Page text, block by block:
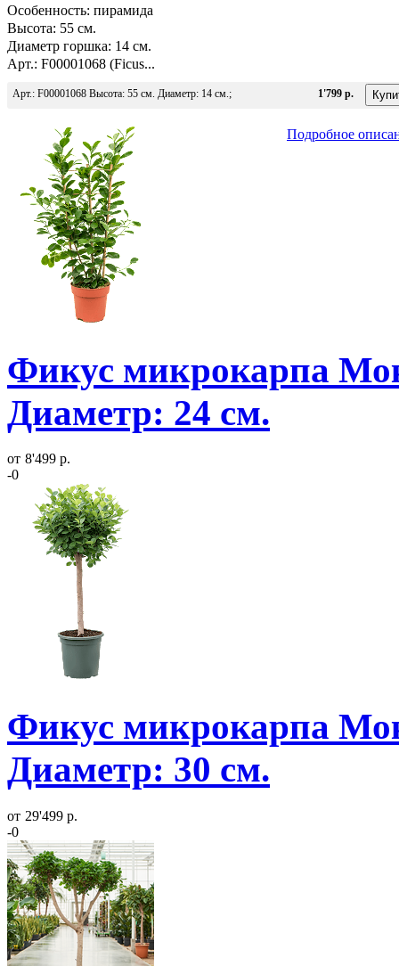
Особенность: пирамида
Высота: 55 см.
Диаметр горшка: 14 см.
Арт.: F00001068 (Ficus...
Арт.: F00001068 Высота: 55 см. Диаметр: 14 см.; 1'799 р.
Подробное
Фикус микрокарпа
Диаметр: 24 см.
от 8'499 р.
-0
Фикус микрокарпа
Диаметр: 30 см.
от 29'499 р.
-0